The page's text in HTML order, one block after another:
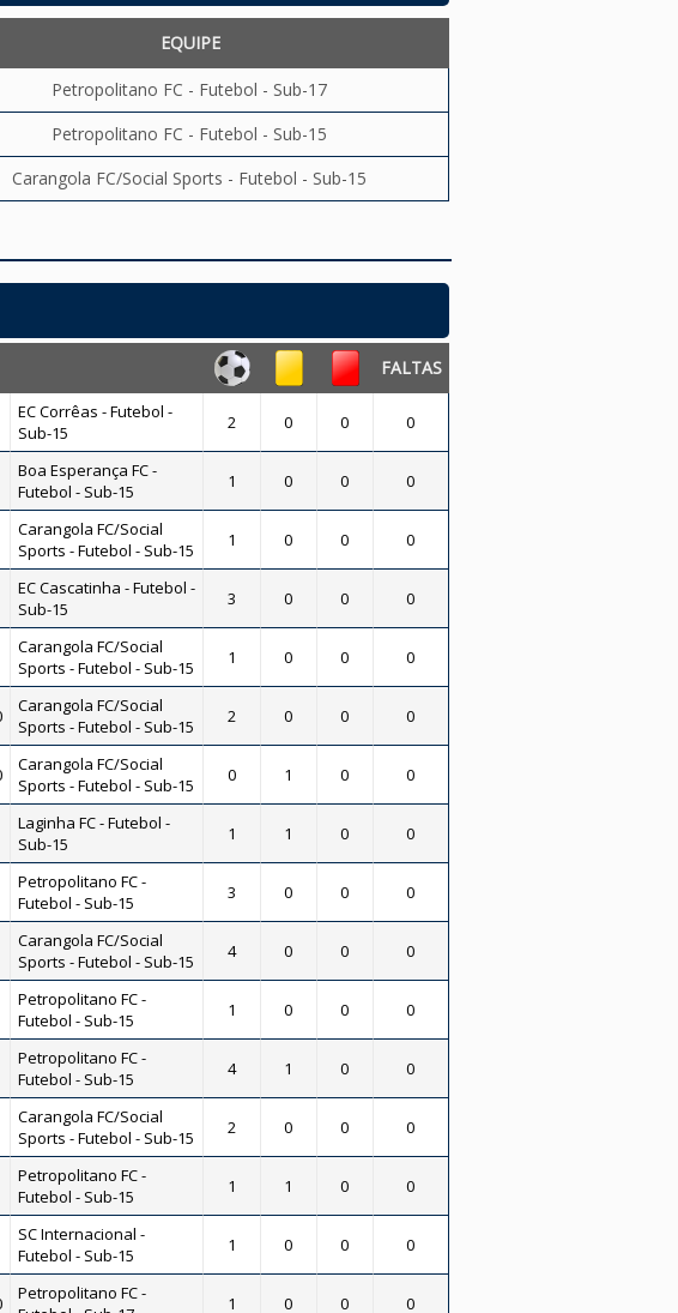
EQUIPE
Petropolitano FC - Futebol - Sub-17
Petropolitano FC - Futebol - Sub-15
Carangola FC/Social Sports - Futebol - Sub-15
FALTAS
EC Corrêas - Futebol -
Sub-15
2 0 0 0
Boa Esperança FC -
Futebol - Sub-15
1 0 0 0
Carangola FC/Social
Sports - Futebol - Sub-15
1 0 0 0
EC Cascatinha - Futebol -
Sub-15
3 0 0 0
Carangola FC/Social
Sports - Futebol - Sub-15
1 0 0 0
Carangola FC/Social
Sports - Futebol - Sub-15
2 0 0 0
Carangola FC/Social
Sports - Futebol - Sub-15
0 1 0 0
Laginha FC - Futebol -
Sub-15
1 1 0 0
Petropolitano FC -
Futebol - Sub-15
3 0 0 0
Carangola FC/Social
Sports - Futebol - Sub-15
4 0 0 0
Petropolitano FC -
Futebol - Sub-15
1 0 0 0
Petropolitano FC -
Futebol - Sub-15
4 1 0 0
Carangola FC/Social
Sports - Futebol - Sub-15
2 0 0 0
Petropolitano FC -
Futebol - Sub-15
1 1 0 0
SC Internacional -
Futebol - Sub-15
1 0 0 0
Petropolitano FC -
1 0 0 0